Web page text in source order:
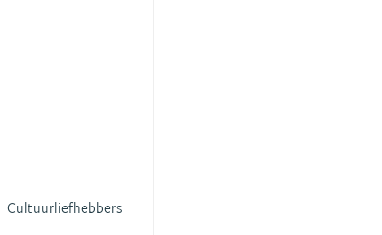
Cultuurliefhebbers